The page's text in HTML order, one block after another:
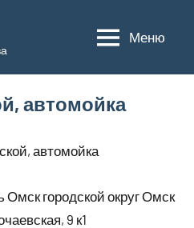
Меню
автомойка
автомойка
Омск городской округ Омск
9 к1